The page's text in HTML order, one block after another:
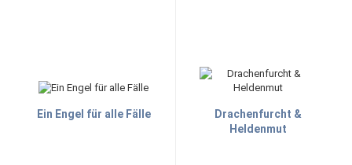
Ein Engel für alle Fälle
Drachenfurcht &
Heldenmut